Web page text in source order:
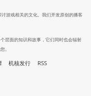
游戏相关的文化。我们开发原创的播客
层面的知识和故事，它们同时也会辐射
。
机核发行 RSS